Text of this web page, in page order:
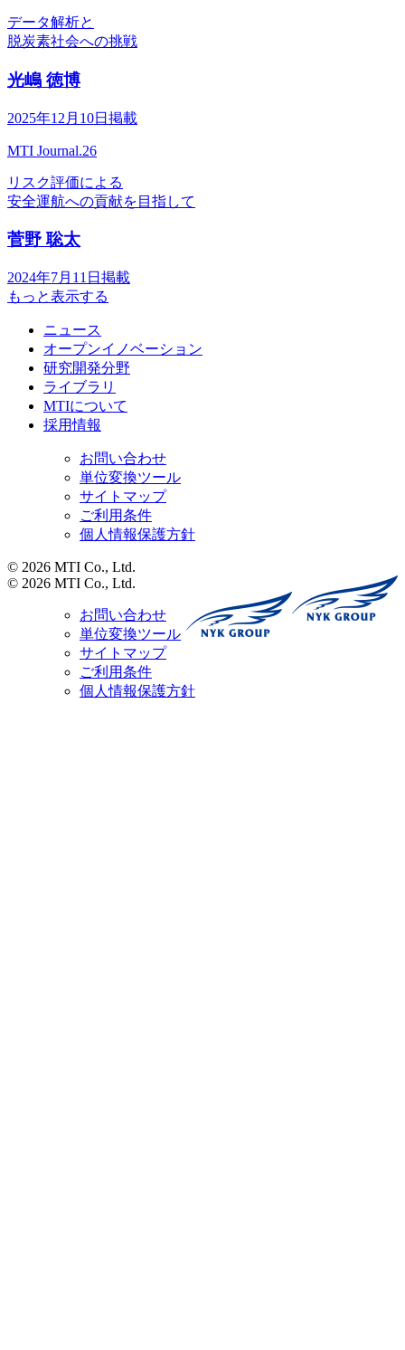
データ解析と
脱炭素社会への挑戦
光嶋 徳博
2025年12月10日掲載
MTI Journal.26
リスク評価による
安全運航への貢献を目指して
菅野 聡太
2024年7月11日掲載
もっと表示する
ニュース
オープンイノベーション
研究開発分野
ライブラリ
MTIについて
採用情報
お問い合わせ
単位変換ツール
サイトマップ
ご利用条件
個人情報保護方針
© 2026 MTI Co., Ltd.
© 2026 MTI Co., Ltd.
お問い合わせ
単位変換ツール
サイトマップ
ご利用条件
個人情報保護方針